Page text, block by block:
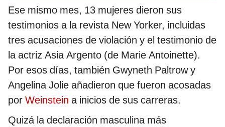
Ese mismo mes, 13 mujeres dieron sus
testimonios a la revista New Yorker, incluidas
tres acusaciones de violación y el testimonio de
la actriz Asia Argento (de Marie Antoinette).
Por esos días, también Gwyneth Paltrow y
Angelina Jolie añadieron que fueron acosadas
por Weinstein a inicios de sus carreras.
Quizá la declaración masculina más